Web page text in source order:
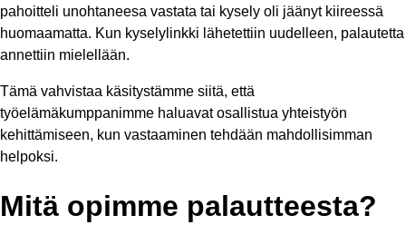
pahoitteli unohtaneesa vastata tai kysely oli jäänyt kiireessä
huomaamatta. Kun kyselylinkki lähetettiin uudelleen, palautetta
annettiin mielellään.
Tämä vahvistaa käsitystämme siitä, että
työelämäkumppanimme haluavat osallistua yhteistyön
kehittämiseen, kun vastaaminen tehdään mahdollisimman
helpoksi.
Mitä opimme palautteesta?